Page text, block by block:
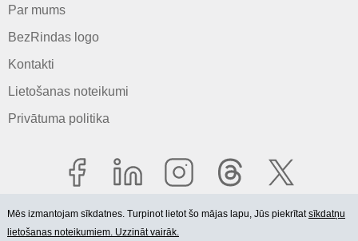
Par mums
BezRindas logo
Kontakti
Lietošanas noteikumi
Privātuma politika
Mēs izmantojam sīkdatnes. Turpinot lietot šo mājas lapu, Jūs piekrītatsīkdatņu
lietošanas noteikumiem. Uzzināt vairāk.